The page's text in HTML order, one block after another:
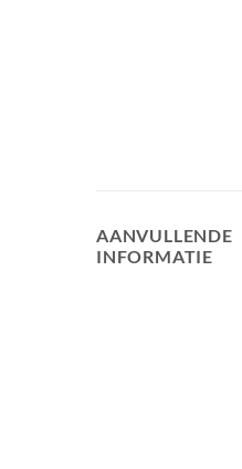
AANVULLENDE
INFORMATIE